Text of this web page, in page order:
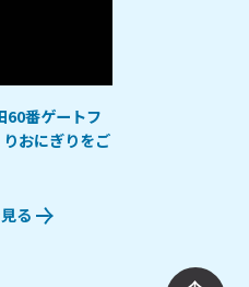
60番ゲートフ
おにぎりをご
る